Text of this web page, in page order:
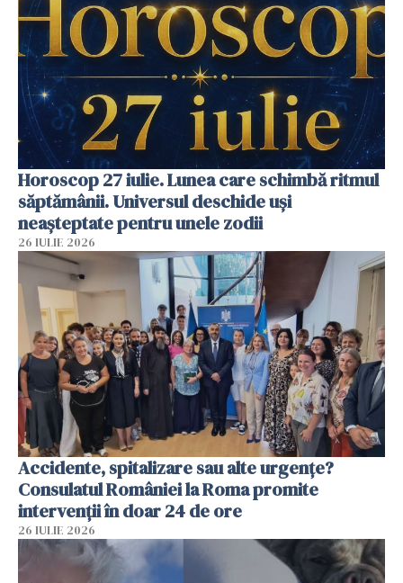
Horoscop 27 iulie. Lunea care schimbă ritmul
săptămânii. Universul deschide uși
neașteptate pentru unele zodii
26 IULIE 2026
Accidente, spitalizare sau alte urgențe?
Consulatul României la Roma promite
intervenții în doar 24 de ore
26 IULIE 2026